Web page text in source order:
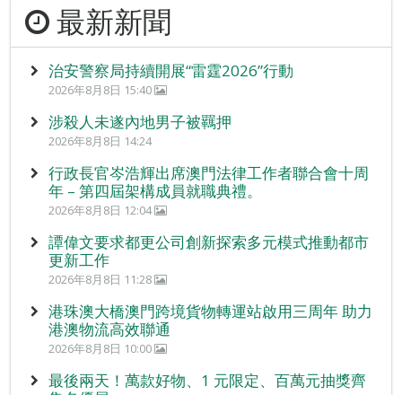
最新新聞
治安警察局持續開展“雷霆2026”行動
2026年8月8日 15:40
涉殺人未遂內地男子被羈押
2026年8月8日 14:24
行政長官岑浩輝出席澳門法律工作者聯合會十周
年 – 第四屆架構成員就職典禮。
2026年8月8日 12:04
譚偉文要求都更公司創新探索多元模式推動都市
更新工作
2026年8月8日 11:28
港珠澳大橋澳門跨境貨物轉運站啟用三周年 助力
港澳物流高效聯通
2026年8月8日 10:00
最後兩天！萬款好物、1 元限定、百萬元抽獎齊